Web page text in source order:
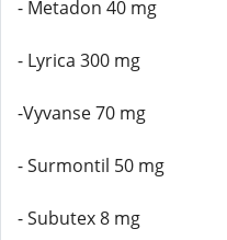
- Metadon 40 mg
- Lyrica 300 mg
-Vyvanse 70 mg
- Surmontil 50 mg
- Subutex 8 mg